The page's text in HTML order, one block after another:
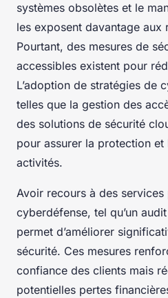
systèmes obsolètes et le
les exposent davantage aux
Pourtant, des mesures de
accessibles existent pour
L’adoption de stratégies de
telles que la gestion des
des solutions de sécurité
pour assurer la protection et
activités.
Avoir recours à des
cyberdéfense, tel qu’un
permet d’améliorer
sécurité. Ces mesures
confiance des clients mais
potentielles pertes